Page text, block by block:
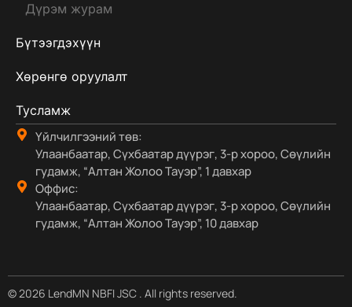
Бүтээгдэхүүн
Хөрөнгө оруулалт
Тусламж
Дүрэм журам
Үйлчилгээний төв:
Улаанбаатар, Сүхбаатар дүүрэг, 3-р хороо, Сөүлийн
гудамж, “Алтан Жолоо Тауэр”, 1 давхар
Оффис:
Улаанбаатар, Сүхбаатар дүүрэг, 3-р хороо, Сөүлийн
гудамж, “Алтан Жолоо Тауэр”, 10 давхар
© 2026 LendMN NBFI JSC . All rights reserved.